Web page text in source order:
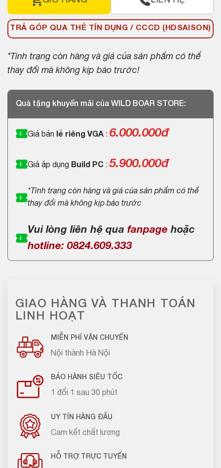
TRẢ GÓP QUA THẺ TÍN DỤNG / CCCD (HDSAISON)
*Tình trạng còn hàng và giá của sản phẩm có thể
thay đổi mà không kịp báo trước!
Quà tặng khuyến mãi của WILD BOAR STORE:
Giá bán lẻ riêng VGA : 6.000.000đ
Giá áp dụng Build PC : 5.900.000đ
*Tình trạng còn hàng và giá của sản phẩm có thể
thay đổi mà không kịp báo trước
Vui lòng liên hệ qua fanpage hoặc
hotline: 0824.609.333
GIAO HÀNG VÀ THANH TOÁN
LINH HOẠT
MIỄN PHÍ VẬN CHUYỂN
Nội thành Hà Nội
BẢO HÀNH SIÊU TỐC
1 đổi 1 sau 30 phút
UY TÍN HÀNG ĐẦU
Cam kết chất lượng
HỖ TRỢ TRỰC TUYẾN